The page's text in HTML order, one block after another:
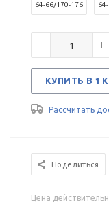
64-66/170-176
КУПИТЬ В 1
Рассчитать
Поделиться
Цена